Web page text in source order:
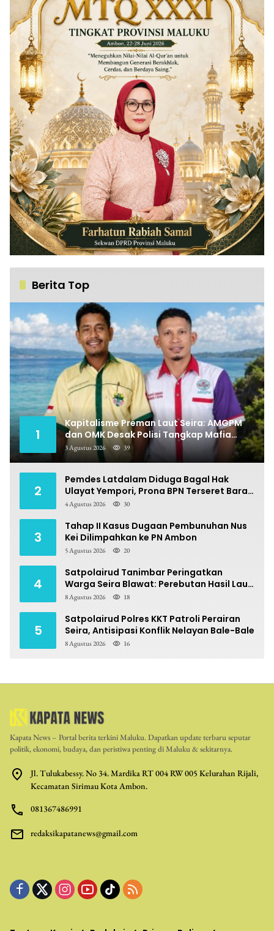
Berita Top
1
Kapitalisme Preman Laut Seira: AMGPM
dan OMK Desak Polisi Tangkap Mafia
Pungli
3 Agustus 2026 39
2
Pemdes Latdalam Diduga Bagal Hak
Ulayat Yempori, Prona BPN Terseret Bara
Sengketa
4 Agustus 2026 30
3
Tahap II Kasus Dugaan Pembunuhan Nus
Kei Dilimpahkan ke PN Ambon
5 Agustus 2026 20
4
Satpolairud Tanimbar Peringatkan
Warga Seira Blawat: Perebutan Hasil Laut
Berpotensi Pidana
8 Agustus 2026 18
5
Satpolairud Polres KKT Patroli Perairan
Seira, Antisipasi Konflik Nelayan Bale-Bale
8 Agustus 2026 16
Kapata News – Portal berita terkini Maluku. Dapatkan update terbaru seputar
politik, ekonomi, budaya, dan peristiwa penting di Maluku & sekitarnya.
Jl. Tulukabessy. No 34. Mardika RT 004 RW 005 Kelurahan Rijali,
Kecamatan Sirimau Kota Ambon.
081367486991
redaksikapatanews@gmail.com